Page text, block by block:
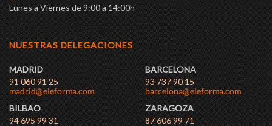
Lunes a Viernes de 9:00 a 14:00h
NUESTRAS DELEGACIONES
MADRID
91 060 91 25
BILBAO
94 695 99 31
BARCELONA
93 737 90 15
ZARAGOZA
87 606 99 71